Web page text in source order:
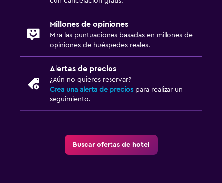
Millones de opiniones
Mira las puntuaciones basadas en millones de
opiniones de huéspedes reales.
Alertas de precios
¿Aún no quieres reservar?
Crea una alerta de precios para realizar un
seguimiento.
Buscar ofertas de hotel